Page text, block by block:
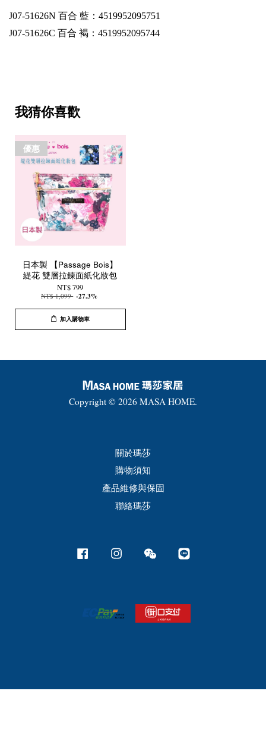
J07-51626N 百合 藍：4519952095751
J07-51626C 百合 褐：4519952095744
我猜你喜歡
優惠
日本製 【Passage Bois】
緹花 雙層拉鍊面紙化妝包
NT$ 799
NT$ 1,099 -27.3%
加入購物車
Copyright © 2026 MASA HOME.
關於瑪莎
購物須知
產品維修與保固
聯絡瑪莎
Facebook Instagram Wechat